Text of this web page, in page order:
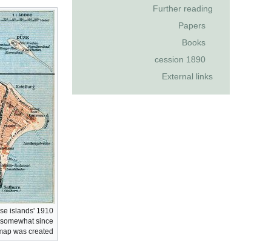
Further reading
Papers
Books
1890 cession
External links
islands'
since
was created.